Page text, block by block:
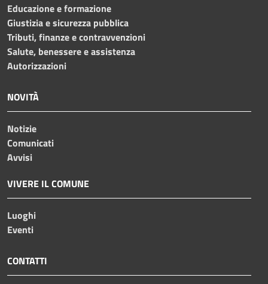
Educazione e formazione
Giustizia e sicurezza pubblica
Tributi, finanze e contravvenzioni
Salute, benessere e assistenza
Autorizzazioni
NOVITÀ
Notizie
Comunicati
Avvisi
VIVERE IL COMUNE
Luoghi
Eventi
CONTATTI